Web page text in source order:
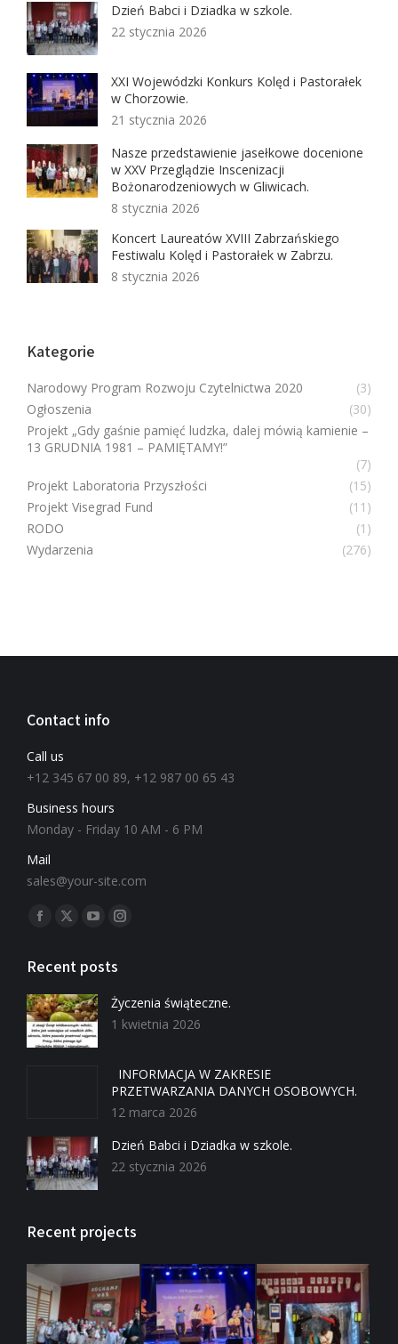
Dzień Babci i Dziadka w szkole.
22 stycznia 2026
XXI Wojewódzki Konkurs Kolęd i Pastorałek
w Chorzowie.
21 stycznia 2026
Nasze przedstawienie jasełkowe docenione
w XXV Przeglądzie Inscenizacji
Bożonarodzeniowych w Gliwicach.
8 stycznia 2026
Koncert Laureatów XVIII Zabrzańskiego
Festiwalu Kolęd i Pastorałek w Zabrzu.
8 stycznia 2026
Kategorie
Narodowy Program Rozwoju Czytelnictwa 2020
(3)
Ogłoszenia
(30)
Projekt „Gdy gaśnie pamięć ludzka, dalej mówią kamienie –
13 GRUDNIA 1981 – PAMIĘTAMY!”
(7)
Projekt Laboratoria Przyszłości
(15)
Projekt Visegrad Fund
(11)
RODO
(1)
Wydarzenia
(276)
Contact info
Call us
+12 345 67 00 89, +12 987 00 65 43
Business hours
Monday - Friday 10 AM - 6 PM
Mail
sales@your-site.com
Znajdź nas na:
Recent posts
Życzenia świąteczne.
1 kwietnia 2026
INFORMACJA W ZAKRESIE
PRZETWARZANIA DANYCH OSOBOWYCH.
12 marca 2026
Dzień Babci i Dziadka w szkole.
22 stycznia 2026
Recent projects